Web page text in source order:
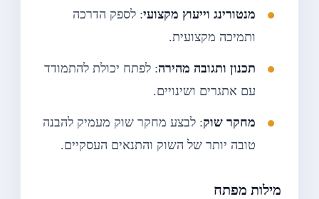
מנטורינג וייעוץ מקצועי: לספק הדרכה
ותמיכה מקצועית.
תכנון ותגובה מהירה: לפתח יכולת להתמודד
עם אתגרים ושינויים.
מחקר שוק: לבצע מחקר שוק מעמיק להבנה
טובה יותר של השוק והתנאים העסקיים.
מילות מפתח